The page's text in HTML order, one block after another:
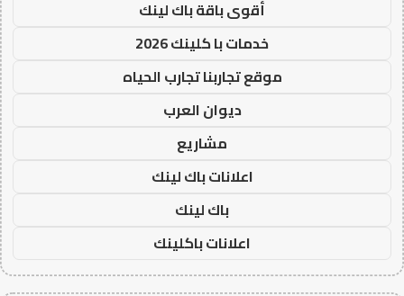
أقوى باقة باك لينك
خدمات با كلينك 2026
موقع تجاربنا تجارب الحياه
ديوان العرب
مشاريع
اعلانات باك لينك
باك لينك
اعلانات باكلينك